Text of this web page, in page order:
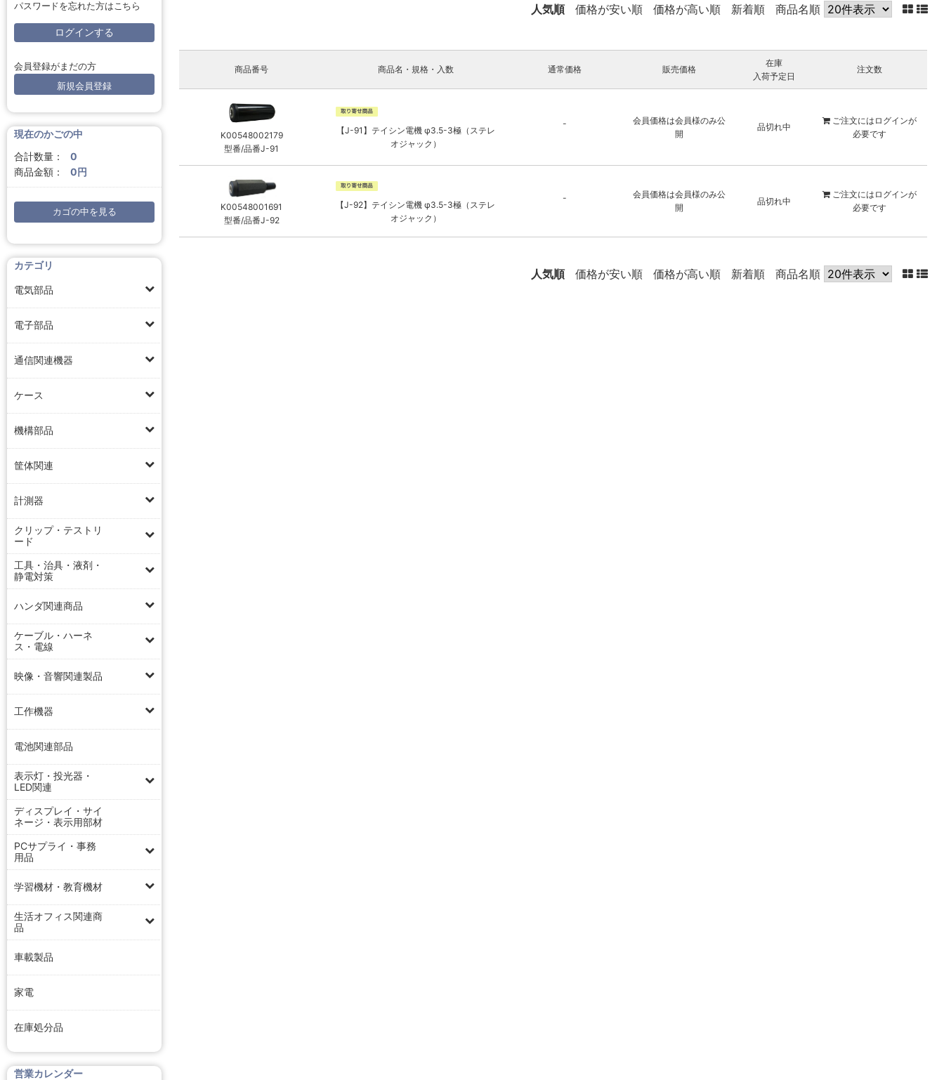
パスワードを忘れた方はこちら
会員登録がまだの方
新規会員登録
現在のかごの中
合計数量：
0
商品金額：
0円
カゴの中を見る
カテゴリ
電気部品
電子部品
通信関連機器
ケース
機構部品
筐体関連
計測器
クリップ・テストリ
ード
工具・治具・液剤・
静電対策
ハンダ関連商品
ケーブル・ハーネ
ス・電線
映像・音響関連製品
工作機器
電池関連部品
表示灯・投光器・
LED関連
ディスプレイ・サイ
ネージ・表示用部材
PCサプライ・事務
用品
学習機材・教育機材
生活オフィス関連商
品
車載製品
家電
在庫処分品
営業カレンダー
人気順 価格が安い順 価格が高い順 新着順 商品名順
商品番号 商品名・規格・入数 通常価格 販売価格
在庫
入荷予定日
注文数
K00548002179
型番/品番J-91
【J-91】テイシン電機 φ3.5-3極（ステレ
オジャック）
-
会員価格は会員様のみ公
開
品切れ中
ご注文には ログインが
必要です
K00548001691
型番/品番J-92
【J-92】テイシン電機 φ3.5-3極（ステレ
オジャック）
-
会員価格は会員様のみ公
開
品切れ中
ご注文には ログインが
必要です
人気順 価格が安い順 価格が高い順 新着順 商品名順